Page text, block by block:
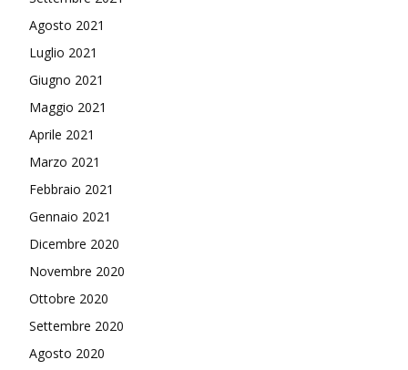
Agosto 2021
Luglio 2021
Giugno 2021
Maggio 2021
Aprile 2021
Marzo 2021
Febbraio 2021
Gennaio 2021
Dicembre 2020
Novembre 2020
Ottobre 2020
Settembre 2020
Agosto 2020